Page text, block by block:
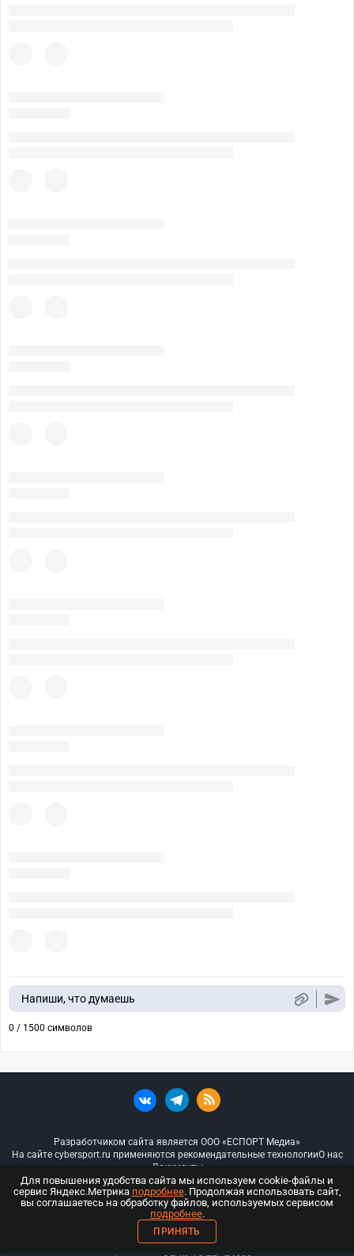
Напиши, что думаешь
0 / 1500 символов
Разработчиком сайта является ООО «ЕСПОРТ Медиа»
На сайте cybersport.ru применяются рекомендательные технологииО нас
Документы
© ООО «Киберспорт.ру» — Все права защищены
18+
ООО «Киберспорт.ру». Свидетельство о регистрации средств массовой
Для повышения удобства сайта мы используем cookie-файлы и
сервис Яндекс.Метрика подробнее. Продолжая использовать сайт,
вы соглашаетесь на обработку файлов, используемых сервисом
подробнее.
ПРИНЯТЬ